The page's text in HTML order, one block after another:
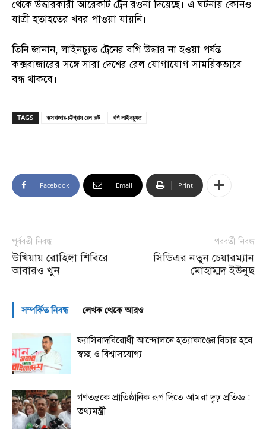
থেকে উদ্ধারকারী আরেকটি ট্রেন রওনা দিয়েছে। এ ঘটনায় কোনও
যাত্রী হতাহতের খবর পাওয়া যায়নি।
তিনি জানান, লাইনচ্যুত ট্রেনের বগি উদ্ধার না হওয়া পর্যন্ত
কক্সবাজারের সঙ্গে সারা দেশের রেল যোগাযোগ সাময়িকভাবে
বন্ধ থাকবে।
TAGS কক্সবাজার-চট্টগ্রাম রেল রুট বগি লাইনচ্যুত
Facebook Email Print
পূর্ববর্তী নিবন্ধ
উখিয়ায় রোহিঙ্গা শিবিরে
আবারও খুন
পরবর্তী নিবন্ধ
সিডিএর নতুন চেয়ারম্যান
মোহাম্মদ ইউনুছ
সম্পর্কিত নিবন্ধ লেখক থেকে আরও
ফ্যাসিবাদবিরোধী আন্দোলনে হত্যাকাণ্ডের বিচার হবে
স্বচ্ছ ও বিশ্বাসযোগ্য
গণতন্ত্রকে প্রাতিষ্ঠানিক রূপ দিতে আমরা দৃঢ় প্রতিজ্ঞ :
তথ্যমন্ত্রী